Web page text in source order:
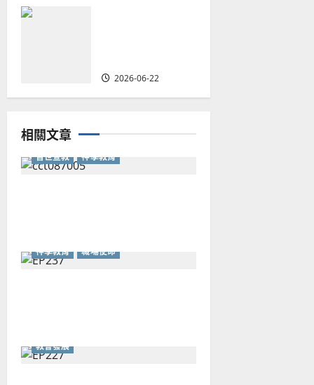
2026-06-22
相關文章
普世宣教 神學教育
神學教育 職場使命
教會發展